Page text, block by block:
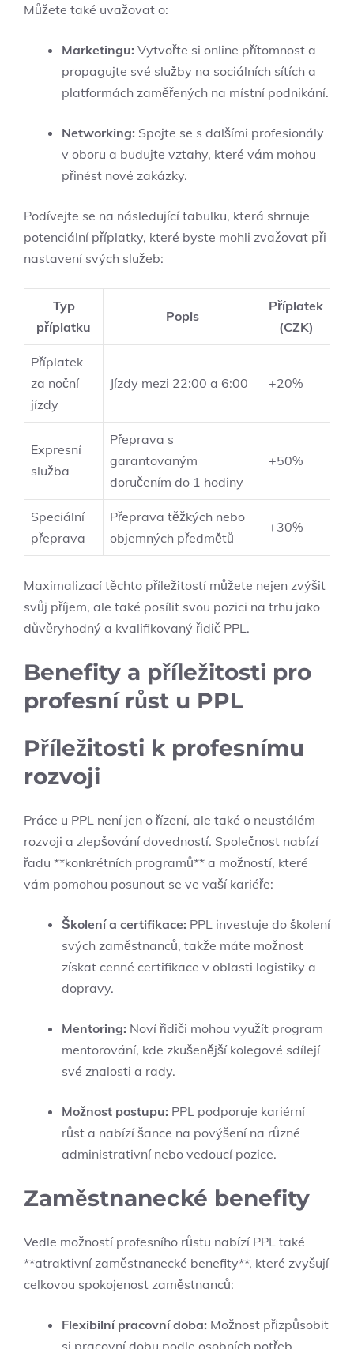
Můžete také uvažovat o:
Marketingu: Vytvořte si online přítomnost a
propagujte své služby na sociálních sítích a
platformách zaměřených na místní podnikání.
Networking: Spojte se s dalšími profesionály
v oboru a budujte vztahy, které vám mohou
přinést nové zakázky.
Podívejte se na následující tabulku, která shrnuje
potenciální příplatky, které byste mohli zvažovat při
nastavení svých služeb:
Typ
příplatku
Popis
Příplatek
(CZK)
Příplatek
za noční
jízdy
Jízdy mezi 22:00 a 6:00 +20%
Expresní
služba
Přeprava s
garantovaným
doručením do 1 hodiny
+50%
Speciální
přeprava
Přeprava těžkých nebo
objemných předmětů
+30%
Maximalizací těchto příležitostí můžete nejen zvýšit
svůj příjem, ale také posílit svou pozici na trhu jako
důvěryhodný a kvalifikovaný řidič PPL.
Benefity a příležitosti pro
profesní růst u PPL
Příležitosti k profesnímu
rozvoji
Práce u PPL není jen o řízení, ale také o neustálém
rozvoji a zlepšování dovedností. Společnost nabízí
řadu **konkrétních programů** a možností, které
vám pomohou posunout se ve vaší kariéře:
Školení a certifikace: PPL investuje do školení
svých zaměstnanců, takže máte možnost
získat cenné certifikace v oblasti logistiky a
dopravy.
Mentoring: Noví řidiči mohou využít program
mentorování, kde zkušenější kolegové sdílejí
své znalosti a rady.
Možnost postupu: PPL podporuje kariérní
růst a nabízí šance na povýšení na různé
administrativní nebo vedoucí pozice.
Zaměstnanecké benefity
Vedle možností profesního růstu nabízí PPL také
**atraktivní zaměstnanecké benefity**, které zvyšují
celkovou spokojenost zaměstnanců:
Flexibilní pracovní doba: Možnost přizpůsobit
si pracovní dobu podle osobních potřeb.